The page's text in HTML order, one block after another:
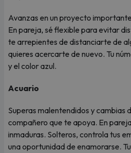
Avanzas en un proyecto
En pareja, sé flexible para evitar
te arrepientes de distanciarte de
quieres acercarte de nuevo. Tu
y el color azul.
Acuario
Superas malentendidos y cambias
compañero que te apoya. En
inmaduras. Solteros, controla tus
una oportunidad de enamorarse.